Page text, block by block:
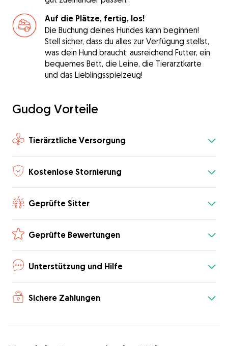
Auf die Plätze, fertig, los!
Die Buchung deines Hundes kann beginnen!
Stell sicher, dass du alles zur Verfügung stellst,
was dein Hund braucht: ausreichend Futter, ein
bequemes Bett, die Leine, die Tierarztkarte
und das Lieblingsspielzeug!
Gudog Vorteile
Tierärztliche Versorgung
Kostenlose Stornierung
Geprüfte Sitter
Geprüfte Bewertungen
Unterstützung und Hilfe
Sichere Zahlungen